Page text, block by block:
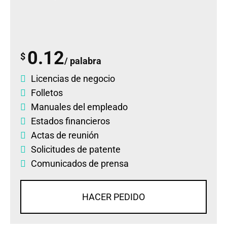
$ 0.12/ palabra
Licencias de negocio
Folletos
Manuales del empleado
Estados financieros
Actas de reunión
Solicitudes de patente
Comunicados de prensa
HACER PEDIDO